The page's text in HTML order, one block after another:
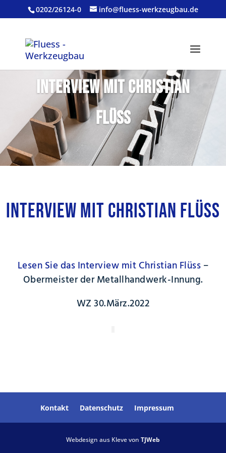
0202/26124-0 info@fluess-werkzeugbau.de
Interview mit Christian
Flüss
Interview mit Christian Flüss
Lesen Sie das Interview mit Christian Flüss–
Obermeister der Metallhandwerk-Innung.
WZ 30.März.2022
Kontakt Datenschutz Impressum
Webdesign aus Kleve von TJWeb